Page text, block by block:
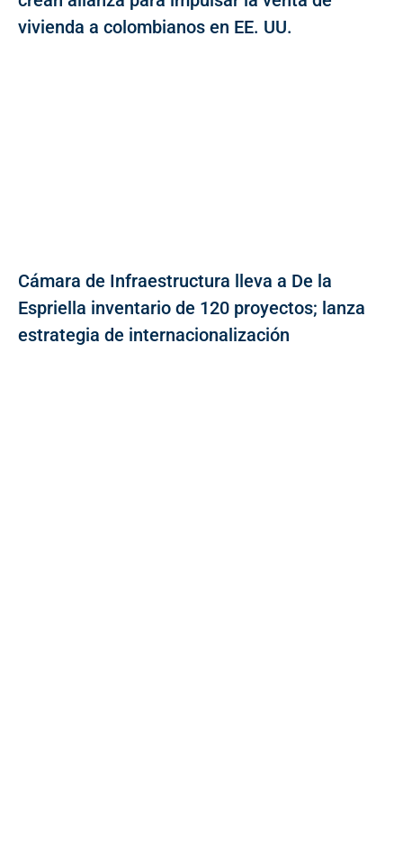
vivienda a colombianos en EE. UU.
Cámara de Infraestructura lleva a De la
Espriella inventario de 120 proyectos; lanza
estrategia de internacionalización